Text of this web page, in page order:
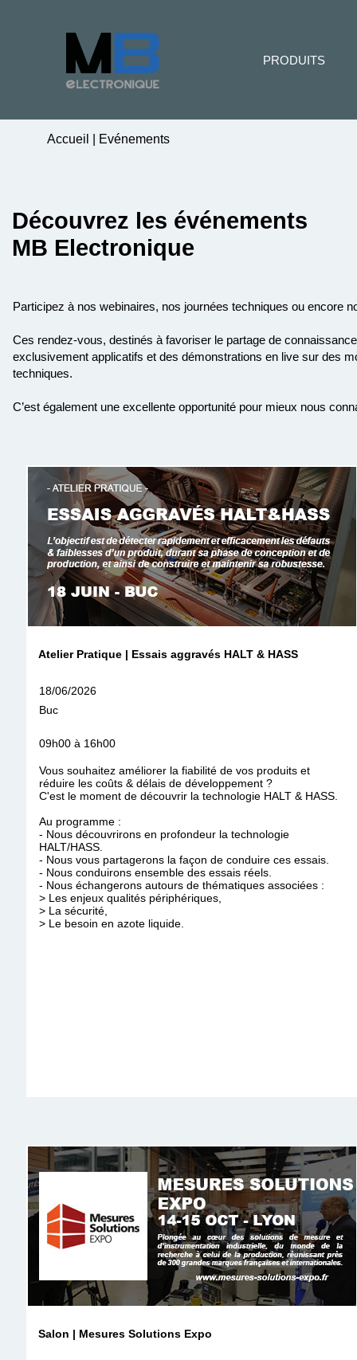
Accueil Evénements
Découvrez les événements
MB Electronique
18/06/2026
Buc
09h00 à 16h00
Vous souhaitez améliorer la fiabilité de vos produits et
réduire les coûts & délais de développement ?
C'est le moment de découvrir la technologie HALT & HASS.
Au programme :
- Nous découvrirons en profondeur la technologie
HALT/HASS.
- Nous vous partagerons la façon de conduire ces essais.
- Nous conduirons ensemble des essais réels.
- Nous échangerons autours de thématiques associées :
> Les enjeux qualités périphériques,
> La sécurité,
> Le besoin en azote liquide.
Atelier Pratique | Essais aggravés HALT & HASS
Salon | Mesures Solutions Expo
Participez à nos webinaires, nos journées techniques ou encore
Ces rendez-vous, destinés à favoriser le partage de
exclusivement applicatifs et des démonstrations en live sur des
techniques.
C’est également une excellente opportunité pour mieux nous
PRODUITS